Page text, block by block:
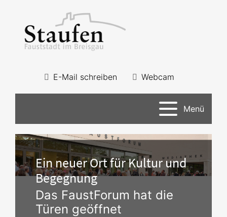
E-Mail schreiben Webcam
Menü
Ein neuer Ort für Kultur und
Begegnung
Das FaustForum hat die
Türen geöffnet